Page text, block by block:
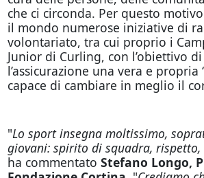
che ci circonda. Per questo
il mondo numerose iniziative di
volontariato, tra cui proprio i
Junior di Curling, con l’obiettivo
l’assicurazione una vera e propria
capace di cambiare in meglio il
"Lo sport insegna moltissimo,
giovani: spirito di squadra,
ha commentato Stefano Longo,